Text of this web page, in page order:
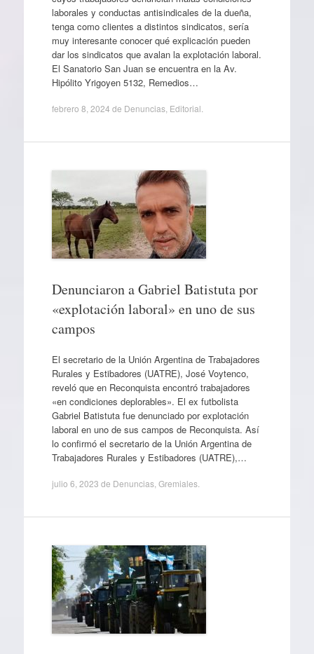
laborales y conductas antisindicales de la dueña,
tenga como clientes a distintos sindicatos, sería
muy interesante conocer qué explicación pueden
dar los sindicatos que avalan la explotación laboral.
El Sanatorio San Juan se encuentra en la Av.
Hipólito Yrigoyen 5132, Remedios…
febrero 8, 2024 de Denuncias, Editorial
Denunciaron a Gabriel Batistuta por
«explotación laboral» en uno de sus
campos
El secretario de la Unión Argentina de Trabajadores
Rurales y Estibadores (UATRE), José Voytenco,
reveló que en Reconquista encontró trabajadores
«en condiciones deplorables». El ex futbolista
Gabriel Batistuta fue denunciado por explotación
laboral en uno de sus campos de Reconquista. Así
lo confirmó el secretario de la Unión Argentina de
Trabajadores Rurales y Estibadores (UATRE),…
julio 6, 2023 de Denuncias, Gremiales.